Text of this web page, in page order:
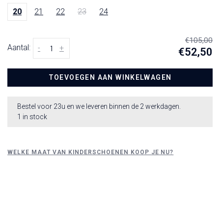
20 21 22 23 24
Aantal: +
-
€105,00
€52,50
TOEVOEGEN AAN WINKELWAGEN
Bestel voor 23u en we leveren binnen de 2 werkdagen.
1 in stock
WELKE MAAT VAN KINDERSCHOENEN KOOP JE NU?